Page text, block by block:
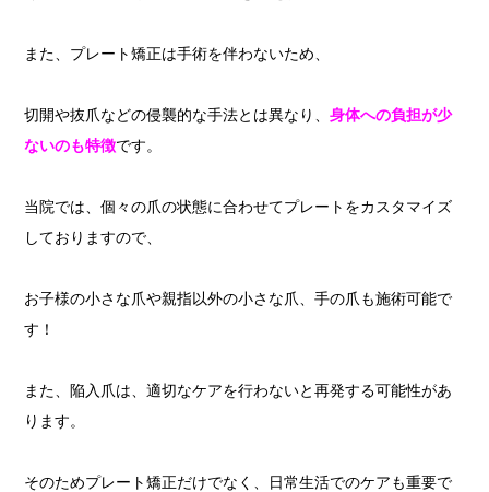
また、プレート矯正は手術を伴わないため、
切開や抜爪などの侵襲的な手法とは異なり、 身体への負担が少
ないのも特徴です。
当院では、個々の爪の状態に合わせてプレートをカスタマイズ
しておりますので、
お子様の小さな爪や親指以外の小さな爪、手の爪も施術可能で
す！
また、陥入爪は、適切なケアを行わないと再発する可能性があ
ります。
そのためプレート矯正だけでなく、日常生活でのケアも重要で